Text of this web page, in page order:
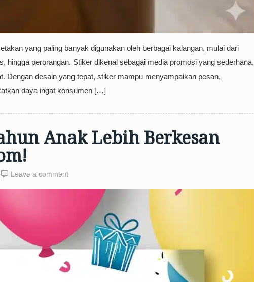
yang paling banyak digunakan oleh berbagai kalangan, mulai dari
hingga perorangan. Stiker dikenal sebagai media promosi yang sederhana,
Dengan desain yang tepat, stiker mampu menyampaikan pesan,
daya ingat konsumen […]
Anak Lebih Berkesan
Leave a comment